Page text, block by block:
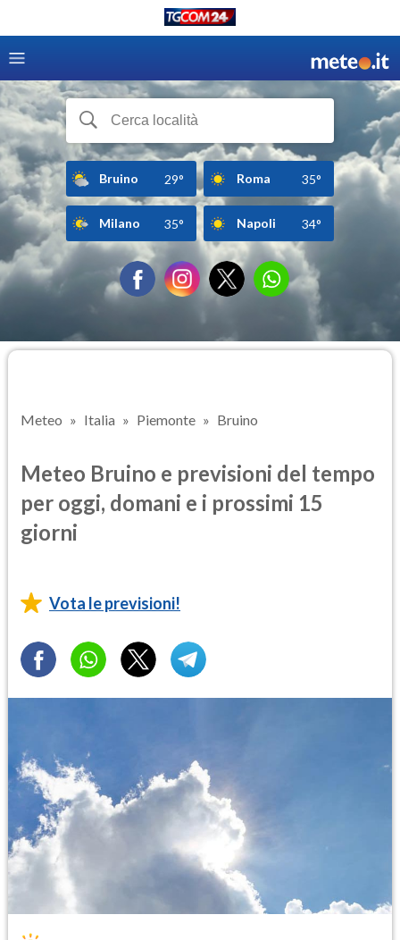
Bruino 29° Roma 35°
Milano 35° Napoli 34°
Meteo Italia Piemonte Bruino
Meteo Bruino e previsioni del tempo
per oggi, domani e i prossimi 15
giorni
Vota le previsioni!